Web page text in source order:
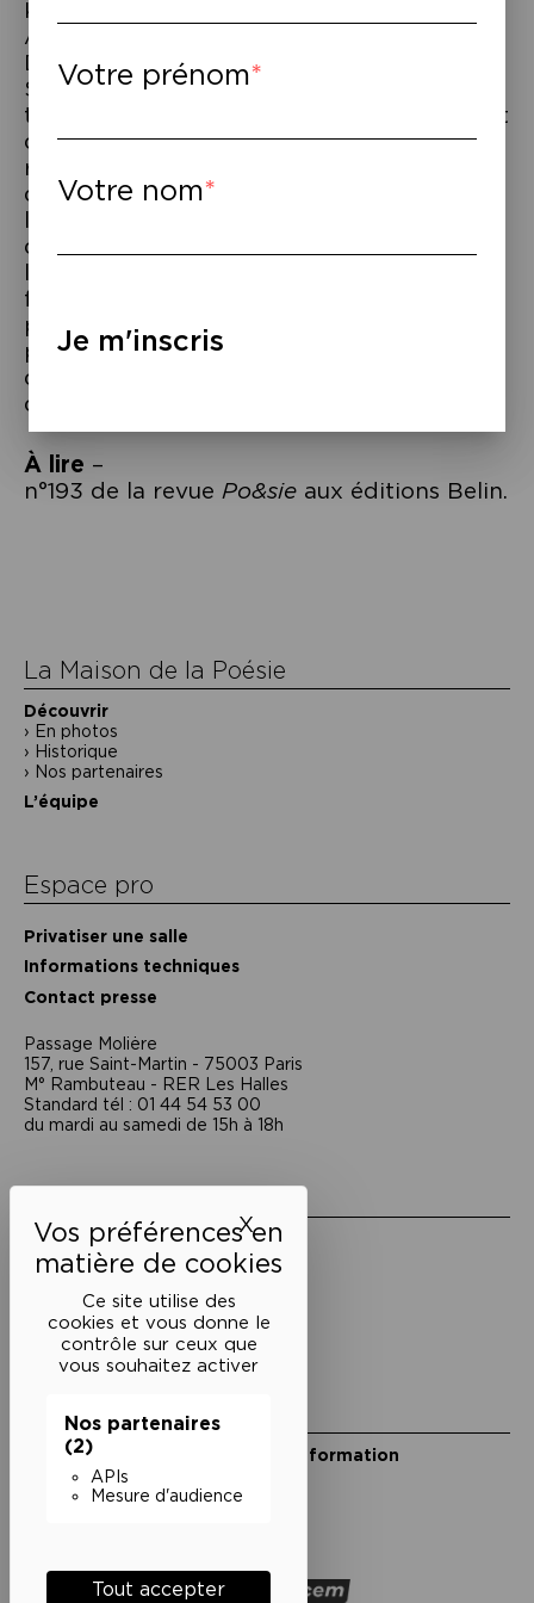
Ce site utilise des
cookies et vous donne le
contrôle sur ceux que
vous souhaitez activer
Nos partenaires
(2)
APIs
Mesure d'audience
Tout accepter
XMasquer le bandeau des
Kacimi et présentées par Chawki
Abdellamir.
Dans l’éditorial de ce numéro, Tiphaine
Samoyault écrit : « Il arrive que des murs
tombent. Il arrive que des murs tombent et
que des voix s’élèvent pour ne pas les
rebâtir. En devenant sujets de leur parole,
des poétesses ont affirmé qu’elles ne se
laisseraient plus enfermer : ni dans la loi, ni
dans la langue, ni dans la maison. Elles
l’ont dit en leur nom et au nom des
femmes. Elles le disent d’un pays mais
pour tous les pays : pays réel, pays rêvé,
pays quitté. Elles le disent dans une langue
qui ne les a pas souvent laissé être sujets
de leur parole ».
À lire –
n°193 de la revue Po&sie aux éditions Belin.
La Maison de la Poésie
Découvrir
En photos
Historique
Nos partenaires
L’équipe
Espace pro
Privatiser une salle
Informations techniques
Contact presse
Passage Moliėre
157, rue Saint-Martin - 75003 Paris
M° Rambuteau - RER Les Halles
Standard tél : 01 44 54 53 00
du mardi au samedi de 15h à 18h
Mentions légales
Politique de confidentialité
Conditions générales de vente
Cookies
Restons en lien
Inscrivez-vous à notre lettre d’information
Suivez-nous sur les réseaux
Votre prénom
Votre nom
Je m'inscris